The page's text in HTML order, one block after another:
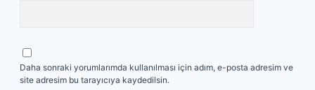
Daha sonraki yorumlarımda kullanılması için adım, e-posta adresim ve
site adresim bu tarayıcıya kaydedilsin.